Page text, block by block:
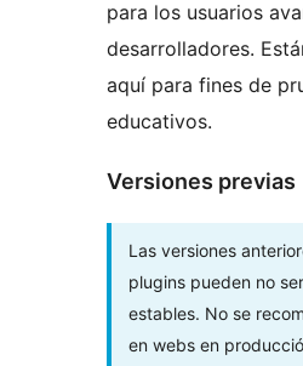
para los usuarios
desarrolladores.
aquí para fines de
educativos.
Versiones previas
Las versiones
plugins pueden no
estables. No se
en webs en